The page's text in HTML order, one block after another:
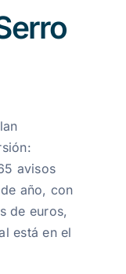
avisos
año, con
de euros,
está en el